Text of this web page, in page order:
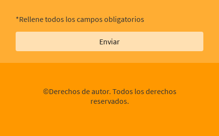
*Rellene todos los campos obligatorios
Enviar
©Derechos de autor. Todos los derechos
reservados.